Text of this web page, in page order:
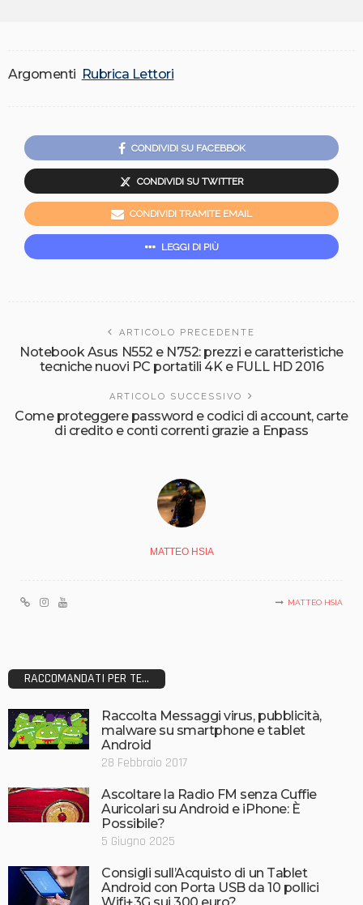
Argomenti Rubrica Lettori
CONDIVIDI SU FACEBBOK
CONDIVIDI SU TWITTER
CONDIVIDI TRAMITE EMAIL
LEGGI DI PIÙ
ARTICOLO PRECEDENTE
Notebook Asus N552 e N752: prezzi e caratteristiche
tecniche nuovi PC portatili 4K e FULL HD 2016
ARTICOLO SUCCESSIVO
Come proteggere password e codici di account, carte
di credito e conti correnti grazie a Enpass
MATTEO HSIA
MATTEO HSIA
RACCOMANDATI PER TE...
Raccolta Messaggi virus, pubblicità,
malware su smartphone e tablet
Android
28 Febbraio 2017
Ascoltare la Radio FM senza Cuffie
Auricolari su Android e iPhone: È
Possibile?
5 Giugno 2025
Consigli sull’Acquisto di un Tablet
Android con Porta USB da 10 pollici